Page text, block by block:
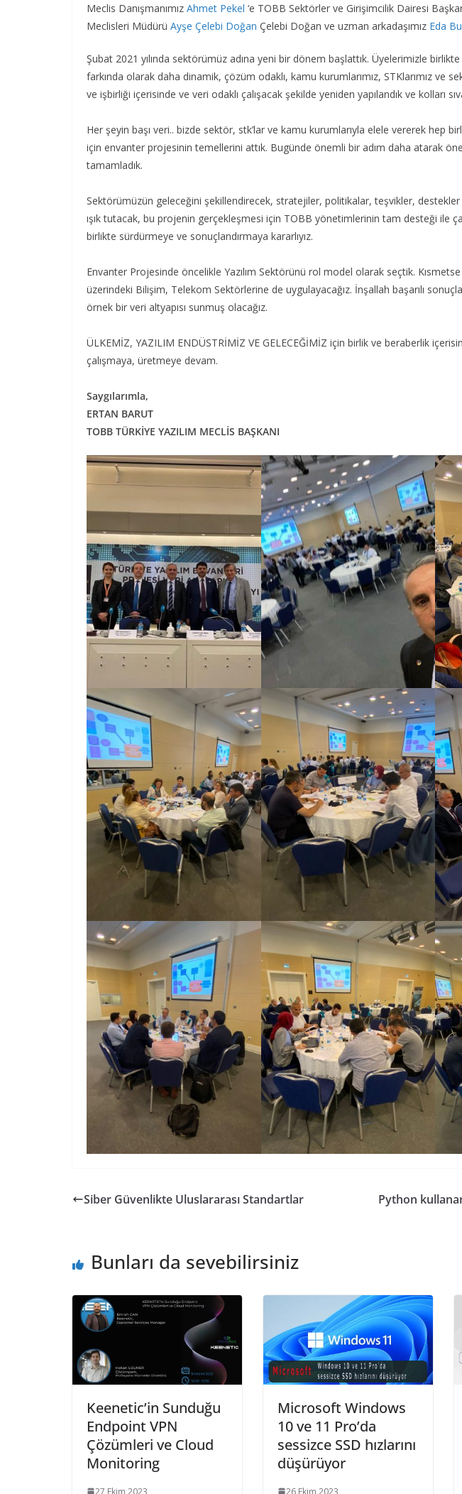
Meclis Danışmanımız Ahmet Pekel ‘e TOBB Sektörler ve Girişimcilik Dairesi
Meclisleri Müdürü Ayşe Çelebi Doğan Çelebi Doğan ve uzman arkadaşımız Eda
Şubat 2021 yılında sektörümüz adına yeni bir dönem başlattık. Üyelerimizle
farkında olarak daha dinamik, çözüm odaklı, kamu kurumlarımız, STKlarımız ve
ve işbirliği içerisinde ve veri odaklı çalışacak şekilde yeniden yapılandık ve kolları
Her şeyin başı veri.. bizde sektör, stk’lar ve kamu kurumlarıyla elele vererek hep
için envanter projesinin temellerini attık. Bugünde önemli bir adım daha atarak
tamamladık.
Sektörümüzün geleceğini şekillendirecek, stratejiler, politikalar, teşvikler,
ışık tutacak, bu projenin gerçekleşmesi için TOBB yönetimlerinin tam desteği ile
birlikte sürdürmeye ve sonuçlandırmaya kararlıyız.
Envanter Projesinde öncelikle Yazılım Sektörünü rol model olarak seçtik.
üzerindeki Bilişim, Telekom Sektörlerine de uygulayacağız. İnşallah başarılı
örnek bir veri altyapısı sunmuş olacağız.
ÜLKEMİZ, YAZILIM ENDÜSTRİMİZ VE GELECEĞİMİZ için birlik ve beraberlik
çalışmaya, üretmeye devam.
Saygılarımla,
ERTAN BARUT
TOBB TÜRKİYE YAZILIM MECLİS BAŞKANI
Siber Güvenlikte Uluslararası Standartlar
Python
Bunları da sevebilirsiniz
Keenetic’in Sunduğu
Endpoint VPN
Çözümleri ve Cloud
Monitoring
27 Ekim 2023
Microsoft Windows
10 ve 11 Pro’da
sessizce SSD hızlarını
düşürüyor
26 Ekim 2023